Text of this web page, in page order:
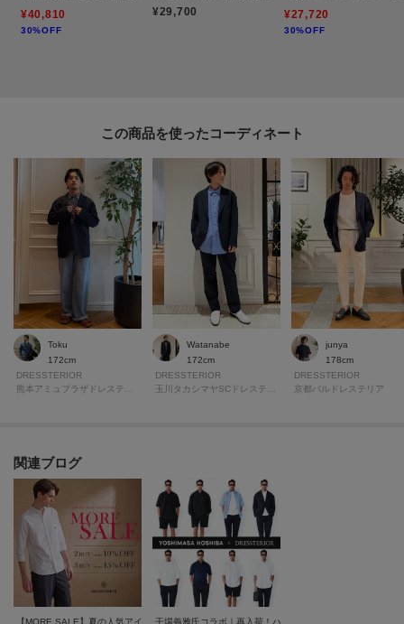
¥40,810
30%OFF
¥29,700 ¥27,720
30%OFF
この商品を使った
Toku
172cm
DRESSTERIOR
Watanabe
172cm
DRESSTERIOR
junya
178cm
DRESSTERIOR
京都バルドレステリア
関連ブログ
【MORE SALE】夏の人気アイテムが"まとめ買い"でさらにプライスダウン＆対象品追加！
干場義雅氏コラボ｜再入荷！ハイクオリティを堪能できる夏